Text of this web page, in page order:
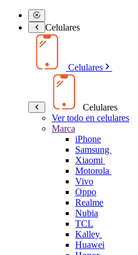
Celulares
Celulares
Celulares
Ver todo en celulares
Marca
iPhone
Samsung
Xiaomi
Motorola
Vivo
Oppo
Realme
Nubia
TCL
Kalley
Huawei